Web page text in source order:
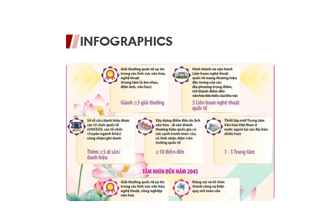
INFOGRAPHICS